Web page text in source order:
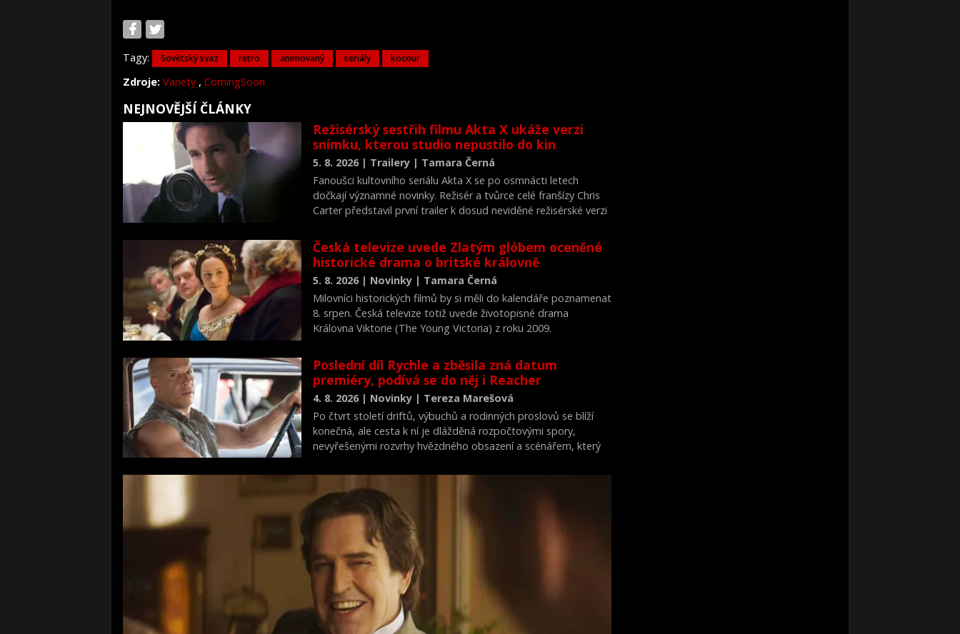
Tagy: Sovětský svaz retro animovaný seriály kocour
Zdroje: Variety , ComingSoon
NEJNOVĚJŠÍ ČLÁNKY
Režisérský sestřih filmu Akta X ukáže verzi
snímku, kterou studio nepustilo do kin
5. 8. 2026 | Trailery | Tamara Černá
Fanoušci kultovního seriálu Akta X se po osmnácti letech
dočkají významné novinky. Režisér a tvůrce celé franšízy Chris
Carter představil první trailer k dosud neviděné režisérské verzi
Česká televize uvede Zlatým glóbem oceněné
historické drama o britské královně
5. 8. 2026 | Novinky | Tamara Černá
Milovníci historických filmů by si měli do kalendáře poznamenat
8. srpen. Česká televize totiž uvede životopisné drama
Královna Viktorie (The Young Victoria) z roku 2009.
Poslední díl Rychle a zběsila zná datum
premiéry, podívá se do něj i Reacher
4. 8. 2026 | Novinky | Tereza Marešová
Po čtvrt století driftů, výbuchů a rodinných proslovů se blíží
konečná, ale cesta k ní je dlážděná rozpočtovými spory,
nevyřešenými rozvrhy hvězdného obsazení a scénářem, který